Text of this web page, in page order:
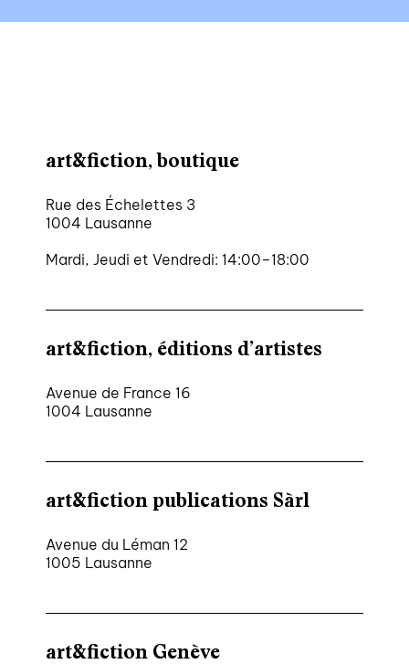
art&fiction, boutique
Rue des Échelettes 3
1004 Lausanne
Mardi, Jeudi et Vendredi: 14:00–18:00
art&fiction, éditions d’artistes
Avenue de France 16
1004 Lausanne
art&fiction publications Sàrl
Avenue du Léman 12
1005 Lausanne
art&fiction Genève